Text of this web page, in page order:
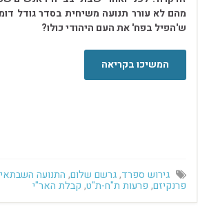
מהם לא עורר תנועה משיחית בסדר גודל
ש'הפיל בפח' את העם היהודי כולו?
המשיכו בקריאה
גירוש ספרד,גרשם שלום, התנועה
פרנקיזם, פרעות ת"ח-ת"ט, קבלת האר"י